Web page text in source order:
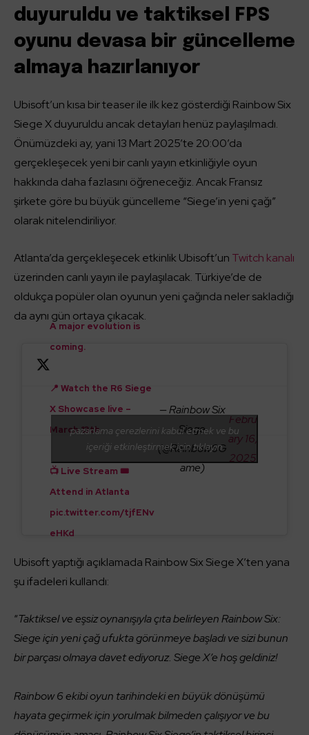
duyuruldu ve taktiksel FPS
oyunu devasa bir güncelleme
almaya hazırlanıyor
Ubisoft’un kısa bir teaser ile ilk kez gösterdiği Rainbow Six
Siege X duyuruldu ancak detayları henüz paylaşılmadı.
Önümüzdeki ay, yani 13 Mart 2025’te 20:00’da
gerçekleşecek yeni bir canlı yayın etkinliğiyle oyun
hakkında daha fazlasını öğreneceğiz. Ancak Fransız
şirkete göre bu büyük güncelleme “Siege’in yeni çağı”
olarak nitelendiriliyor.
Atlanta’da gerçekleşecek etkinlik Ubisoft’un Twitch kanalı
üzerinden canlı yayın ile paylaşılacak. Türkiye’de de
oldukça popüler olan oyunun yeni çağında neler sakladığı
da aynı gün ortaya çıkacak.
A major evolution is
coming.
📍 Watch the R6 Siege
X Showcase live –
March 13th.
📺 Live Stream 🎟️
Attend in Atlanta
pic.twitter.com/tjfENv
eHKd
— Rainbow Six
Siege
(@Rainbow6G
ame)
Febru
ary 16,
2025
pazarlama çerezlerini kabul etmek ve bu
içeriği etkinleştirmek için tıklayın
Ubisoft yaptığı açıklamada Rainbow Six Siege X’ten yana
şu ifadeleri kullandı:
“Taktiksel ve eşsiz oynanışıyla çıta belirleyen Rainbow Six:
Siege için yeni çağ ufukta görünmeye başladı ve sizi bunun
bir parçası olmaya davet ediyoruz. Siege X’e hoş geldiniz!
Rainbow 6 ekibi oyun tarihindeki en büyük dönüşümü
hayata geçirmek için yorulmak bilmeden çalışıyor ve bu